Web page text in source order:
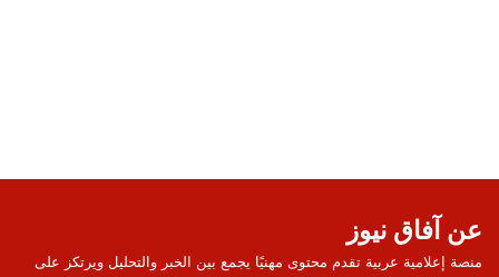
عن آفاق نيوز
منصة إعلامية عربية تقدم محتوى مهنيًا يجمع بين الخبر والتحليل ويرتكز على